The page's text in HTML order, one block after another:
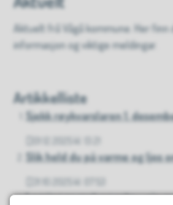
Aktuelt frå Vågå kommune. Her finn
informasjon og viktige meldingar.
Artikkelliste
Sjekk røykvarslaren 1.
01.12.2025 kl. 13.21
Slik held du på varme og ljos
Publisert
31.10.2025 kl. 07.53
Lagring av mat og vatn - ein